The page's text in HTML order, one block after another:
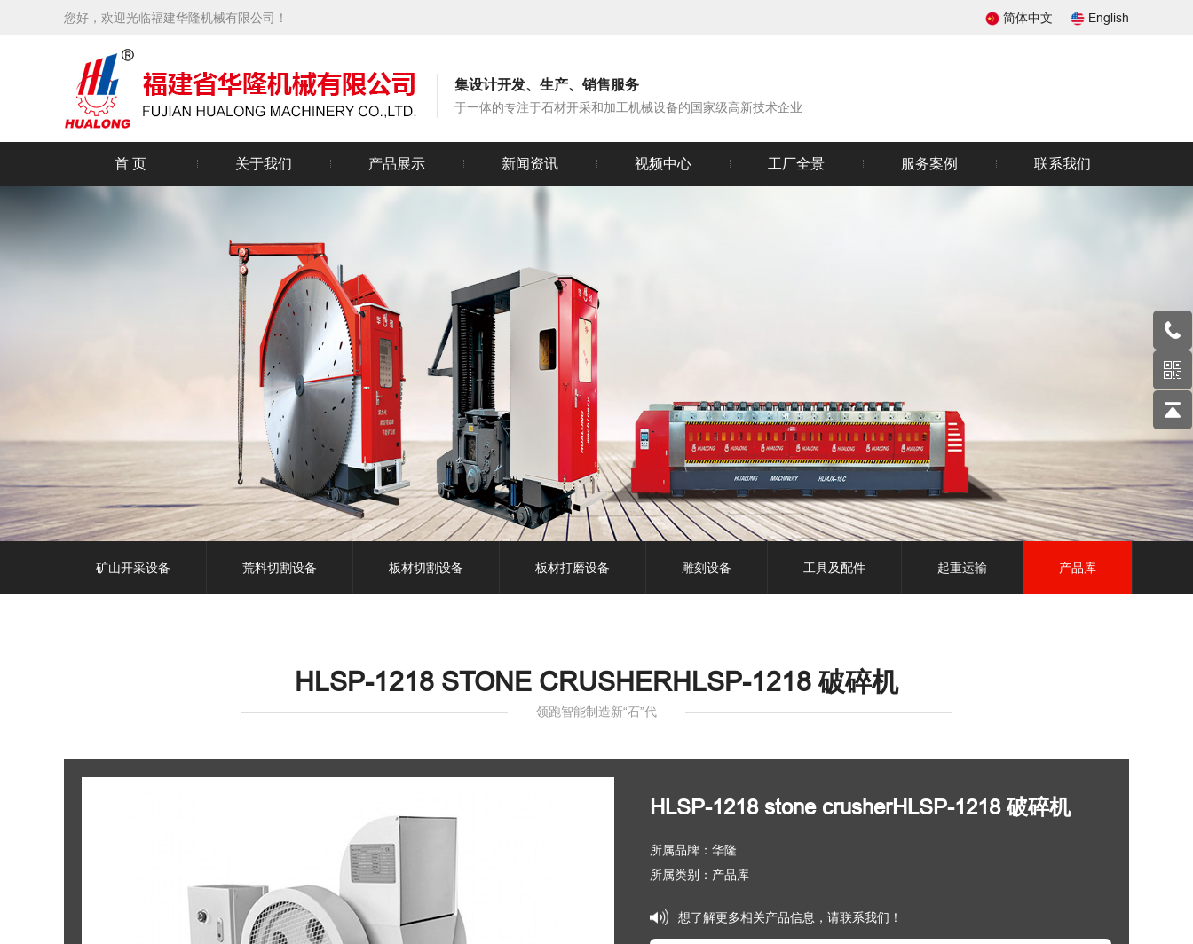
您好，欢迎光临福建华隆机械有限公司！ 简体中文 English
集设计开发、生产、销售服务
于一体的专注于石材开采和加工机械设备的国家级高新技术企业
首 页 关于我们 产品展示 新闻资讯 视频中心 工厂全景 服务案例 联系我们
矿山开采设备 荒料切割设备 板材切割设备 板材打磨设备 雕刻设备 工具及配件 起重运输 产品库
HLSP-1218 STONE CRUSHERHLSP-1218 破碎机
领跑智能制造新“石”代
HLSP-1218 stone crusherHLSP-1218 破碎机
所属品牌：华隆
所属类别：产品库
想了解更多相关产品信息，请联系我们！